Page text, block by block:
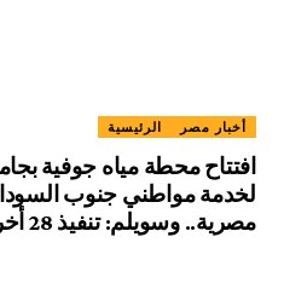
أخبار مصر الرئيسية
افتتاح محطة مياه جوفية
لخدمة مواطني جنوب
مصرية.. وسويلم: تنفيذ 28 أخرى